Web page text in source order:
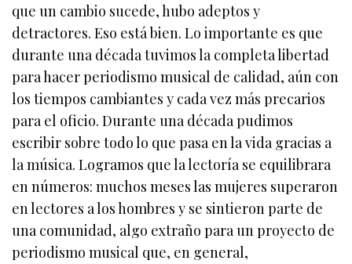
que un cambio sucede, hubo adeptos y
detractores. Eso está bien. Lo importante es que
durante una década tuvimos la completa libertad
para hacer periodismo musical de calidad, aún con
los tiempos cambiantes y cada vez más precarios
para el oficio. Durante una década pudimos
escribir sobre todo lo que pasa en la vida gracias a
la música. Logramos que la lectoría se equilibrara
en números: muchos meses las mujeres superaron
en lectores a los hombres y se sintieron parte de
una comunidad, algo extraño para un proyecto de
periodismo musical que, en general,